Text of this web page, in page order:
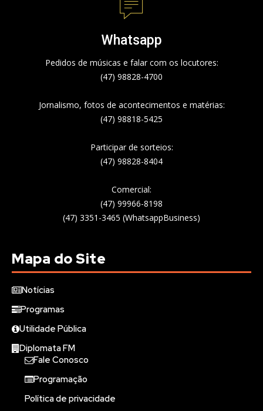
Whatsapp
Pedidos de músicas e falar com os locutores:
(47) 98828-4700
Jornalismo, fotos de acontecimentos e matérias:
(47) 98818-5425
Participar de sorteios:
(47) 98828-8404
Comercial:
(47) 99966-8198
(47) 3351-3465 (WhatsappBusiness)
Mapa do Site
Notícias
Programas
Utilidade Pública
Diplomata FM
Fale Conosco
Programação
Política de privacidade